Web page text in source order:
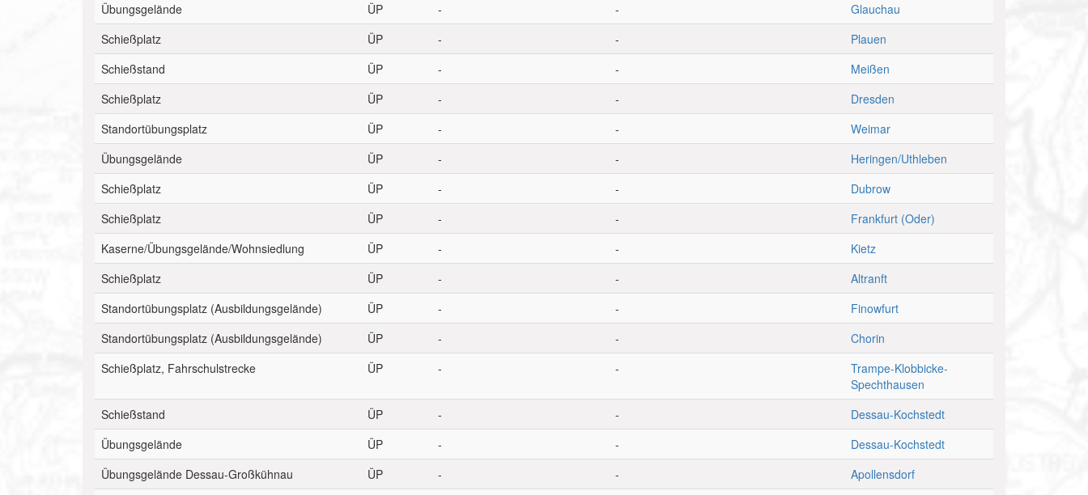
Übungsgelände
ÜP - -
Glauchau
Schießplatz
ÜP - -
Plauen
Schießstand
ÜP - -
Meißen
Schießplatz
ÜP - -
Dresden
Standortübungsplatz
ÜP - -
Weimar
Übungsgelände
ÜP - -
Heringen/Uthleben
Schießplatz
ÜP - -
Dubrow
Schießplatz
ÜP - -
Frankfurt (Oder)
Kaserne/Übungsgelände/Wohnsiedlung
ÜP - -
Kietz
Schießplatz
ÜP - -
Altranft
Standortübungsplatz (Ausbildungsgelände)
ÜP - -
Finowfurt
Standortübungsplatz (Ausbildungsgelände)
ÜP - -
Chorin
Schießplatz, Fahrschulstrecke
ÜP - -
Trampe-Klobbicke-
Spechthausen
Schießstand
ÜP - -
Dessau-Kochstedt
Übungsgelände
ÜP - -
Dessau-Kochstedt
Übungsgelände Dessau-Großkühnau
ÜP - -
Apollensdorf